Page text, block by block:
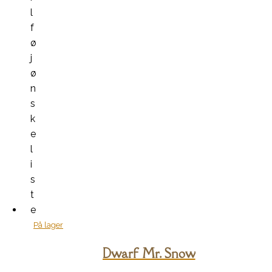
l
f
ø
j
ø
n
s
k
e
l
i
s
t
e
På lager
Dwarf Mr. Snow